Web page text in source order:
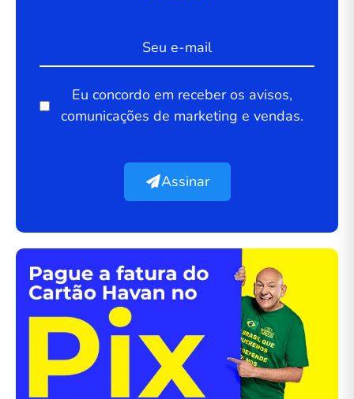
Eu concordo em receber os avisos,
comunicações de marketing e vendas.
Assinar